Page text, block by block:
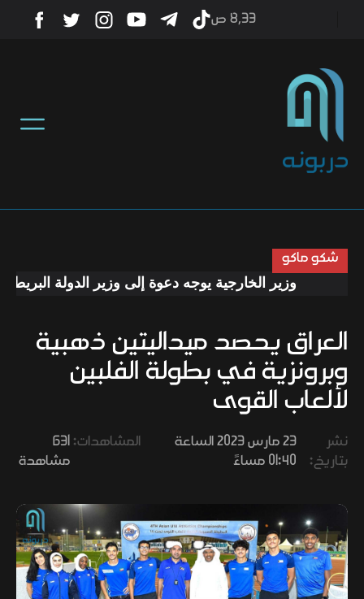
أخبار
رياضة
صحة
ثقافة
وفنون
8٫33 ص
شكو ماكو
وزير الخارجية يوجه دعوة إلى وزير الدولة البريطاني
العراق يحصد ميداليتين ذهبية
وبرونزية في بطولة الفلبين
لألعاب القوى
نشر
بتاريخ:
23 مارس 2023 الساعة
01:40 مساءً
المشاهدات:631
مشاهدة